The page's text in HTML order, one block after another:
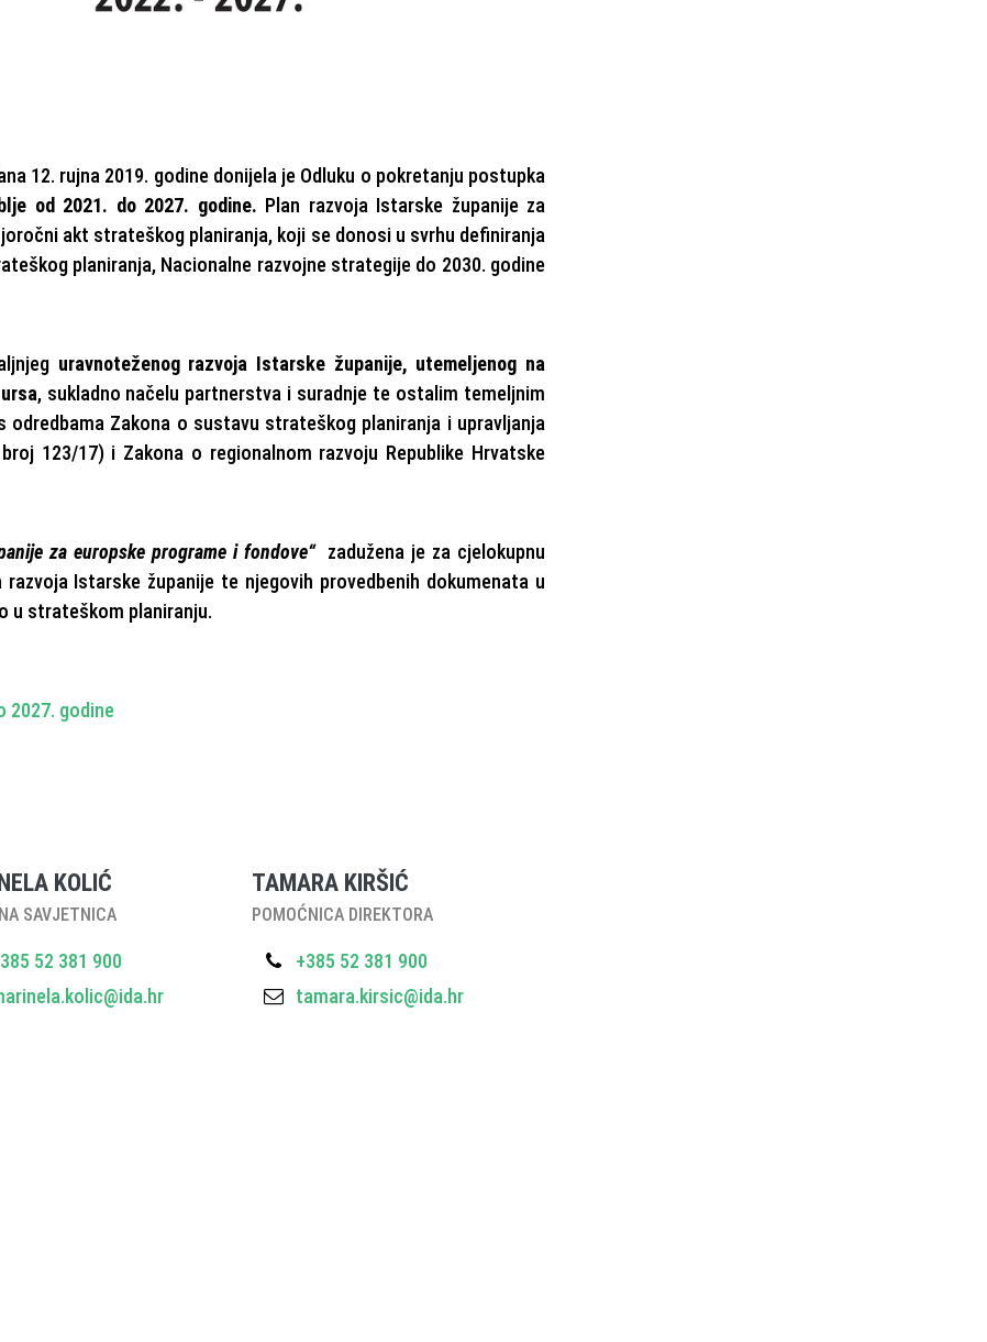
12. rujna 2019. godine donijela je Odluku o pokretanju postupka
od 2021. do 2027. godine. Plan razvoja Istarske županije za
akt strateškog planiranja, koji se donosi u svrhu definiranja
planiranja, Nacionalne razvojne strategije do 2030. godine
uravnoteženog razvoja Istarske županije, utemeljenog na
, sukladno načelu partnerstva i suradnje te ostalim temeljnim
Zakona o sustavu strateškog planiranja i upravljanja
123/17) i Zakona o regionalnom razvoju Republike Hrvatske
za europske programe i fondove“ zadužena je za cjelokupnu
Istarske županije te njegovih provedbenih dokumenata u
u strateškom planiranju.
2027. godine
KOLIĆ
SAVJETNICA
52 381 900
TAMARA KIRŠIĆ
POMOĆNICA DIREKTORA
+385 52 381 900
tamara.kirsic@ida.hr